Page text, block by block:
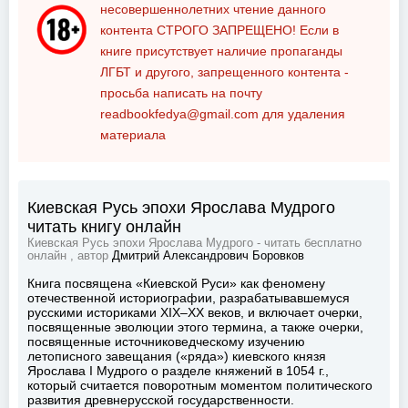
несовершеннолетних чтение данного
контента СТРОГО ЗАПРЕЩЕНО! Если в
книге присутствует наличие пропаганды
ЛГБТ и другого, запрещенного контента -
просьба написать на почту
readbookfedya@gmail.com для удаления
материала
Киевская Русь эпохи Ярослава Мудрого
читать книгу онлайн
Киевская Русь эпохи Ярослава Мудрого - читать бесплатно
онлайн , автор Дмитрий Александрович Боровков
Книга посвящена «Киевской Руси» как феномену
отечественной историографии, разрабатывавшемуся
русскими историками XIX–XX веков, и включает очерки,
посвященные эволюции этого термина, а также очерки,
посвященные источниковедческому изучению
летописного завещания («ряда») киевского князя
Ярослава I Мудрого о разделе княжений в 1054 г.,
который считается поворотным моментом политического
развития древнерусской государственности.